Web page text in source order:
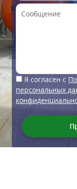
Я согласен с
персональных